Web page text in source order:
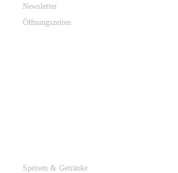
Newsletter
Öffnungszeiten
Speisen & Getränke